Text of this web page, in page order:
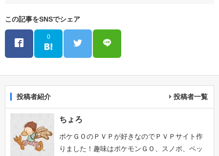
この記事をSNSでシェア
0
投稿者紹介 投稿者一覧
ちょろ
ポケＧＯのＰＶＰが好きなのでＰＶＰサイト作
りました！趣味はポケモンＧＯ、スノボ、ペッ